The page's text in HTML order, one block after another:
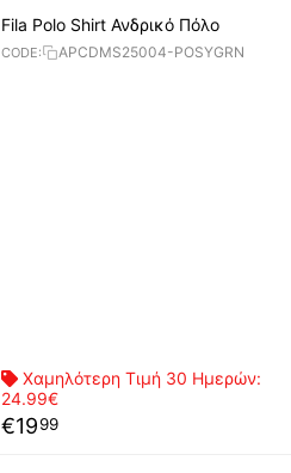
Fila Polo Shirt Ανδρικό Πόλο
CODE: APCDMS25004-POSYGRN
Χαμηλότερη Τιμή 30 Ημερών:
24.99€
€1999